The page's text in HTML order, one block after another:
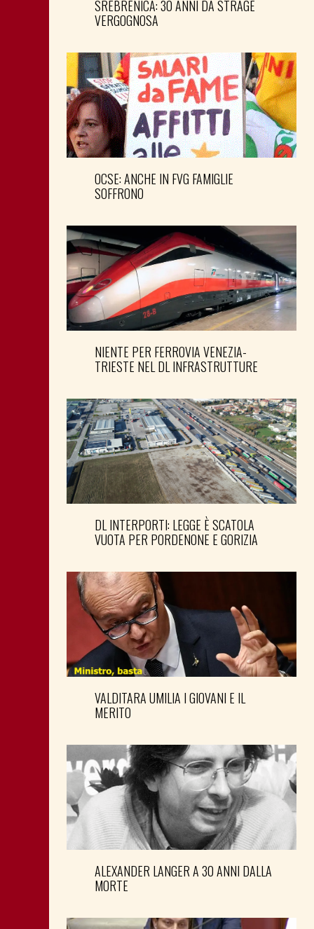
SREBRENICA: 30 ANNI DA STRAGE
VERGOGNOSA
OCSE: ANCHE IN FVG FAMIGLIE
SOFFRONO
NIENTE PER FERROVIA VENEZIA-
TRIESTE NEL DL INFRASTRUTTURE
DL INTERPORTI: LEGGE È SCATOLA
VUOTA PER PORDENONE E GORIZIA
VALDITARA UMILIA I GIOVANI E IL
MERITO
ALEXANDER LANGER A 30 ANNI DALLA
MORTE